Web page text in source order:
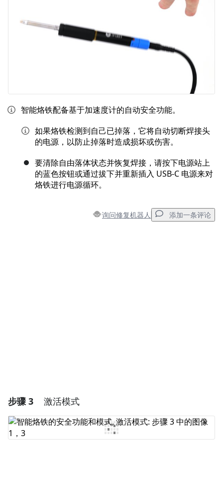
智能烙铁配备基于加速度计的自动安全功能。
如果烙铁检测到自己已掉落，它将自动切断焊接头
的电源，以防止掉落时造成损坏或伤害。
要清除自由落体状态并恢复焊接，请按下电源站上
的蓝色按钮或通过拔下并重新插入 USB-C 电源来对
烙铁进行电源循环。
询问修复机器人 添加一条评论
步骤 3 激活模式